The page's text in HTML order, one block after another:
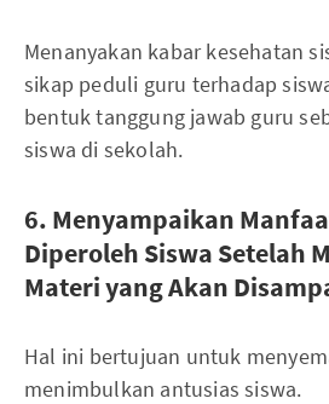
Menanyakan kabar kesehatan
sikap peduli guru terhadap
bentuk tanggung jawab guru
siswa di sekolah.
6. Menyampaikan
Diperoleh Siswa Setelah
Materi yang Akan
Hal ini bertujuan untuk
menimbulkan antusias siswa.